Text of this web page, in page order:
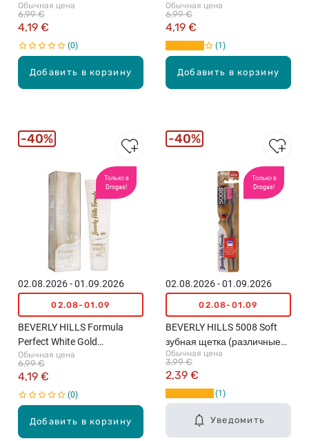
Добавить в корзину
паста, 100мл
Обычная цена
4,19 €
6,99 €
0
Добавить в корзину
отбеливающая зубная
паста, 100мл
Обычная цена
4,19 €
6,99 €
1
Только в
Drogas!
Добавить в корзину
02.08.2026 - 01.09.2026
02.08-01.09
BEVERLY HILLS Formula
Perfect White Gold
осветляющая зубная паста
с частичками золота, 100мл
Обычная цена
4,19 €
6,99 €
0
40%
Только в
Drogas!
Уведомить
02.08.2026 - 01.09.2026
02.08-01.09
BEVERLY HILLS 5008 Soft
зубная щетка (различные
цвета)
Обычная цена
2,39 €
3,99 €
1
40%